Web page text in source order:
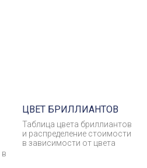
ЦВЕТ БРИЛЛИАНТОВ
Таблица цвета бриллиантов
и распределение стоимости
в зависимости от цвета